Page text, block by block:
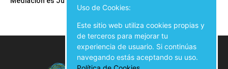
Uso de Cookies:
Este sitio web utiliza cookies propias y
de terceros para mejorar tu
experiencia de usuario. Si continúas
navegando estás aceptando su uso.